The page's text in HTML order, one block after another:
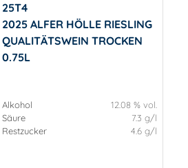
25T4
2025 ALFER HÖLLE RIESLING
QUALITÄTSWEIN TROCKEN
0.75L
Alkohol
12.08 % vol.
Säure
7.3 g/l
Restzucker
4.6 g/l